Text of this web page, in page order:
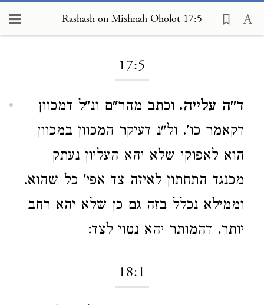
Rashash on Mishnah Oholot 17:5
17:5
1 ד"ה עלייה. וכתב מהר"ם ונ"ל דמכוון
דקאמר כו'. ול"נ דעיקר המכוון במכוון
הוא לאפוקי שלא יהא העליון נעתק
מכנגד התחתון לאיזה צד אפי' כל שהוא.
וממילא נכלל בזה גם כן שלא יהא רחב
יותר. דהמותר יהא נטוי לצד:
18:1